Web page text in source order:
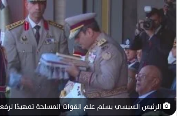
د
ا
ل
ك
ت
الرئيس السيسي يسلم علم القوات المسلحة تمهيدًا لرفعه